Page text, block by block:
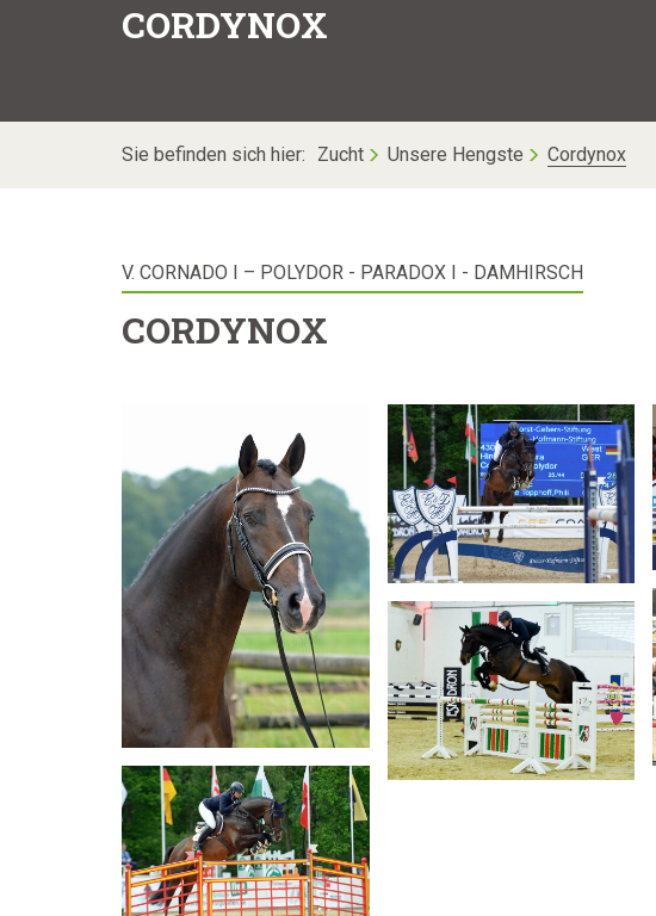
CORDYNOX
Sie befinden sich hier: Zucht Unsere Hengste Cordynox
CORDYNOX
V. CORNADO I – POLYDOR - PARADOX I - DAMHIRSCH